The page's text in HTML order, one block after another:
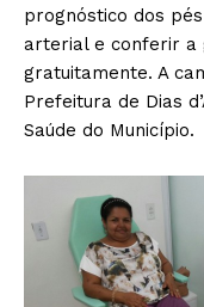
prognóstico dos
arterial e conferir a
gratuitamente. A
Prefeitura de Dias
Saúde do Município.